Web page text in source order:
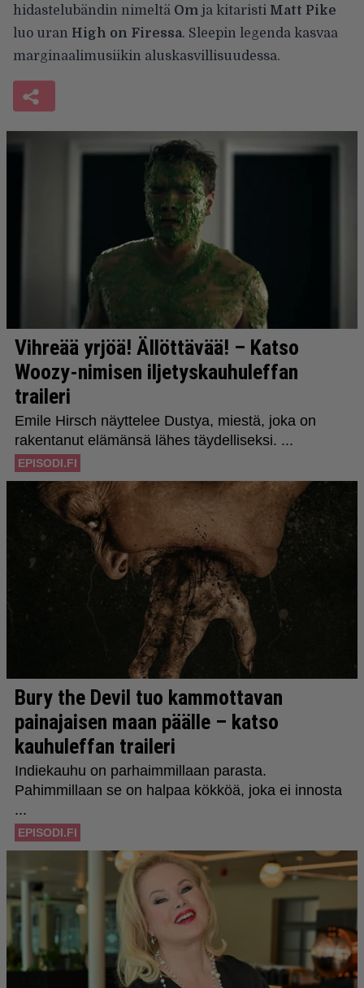
hidastelubändin nimeltä Om ja kitaristi Matt Pike
luo uran High on Firessa. Sleepin legenda kasvaa
marginaalimusiikin aluskasvillisuudessa.